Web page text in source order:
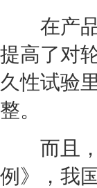
在产品
提高了对
久性试验
整。
而且，
例》，我国